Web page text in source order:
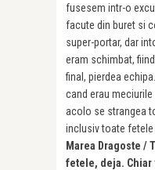
fusesem intr-o
facute din buret si
super-portar, dar
eram schimbat,
final, pierdea
cand erau
acolo se strangea
inclusiv toate fetele
Marea Dragoste /
fetele, deja. Chiar